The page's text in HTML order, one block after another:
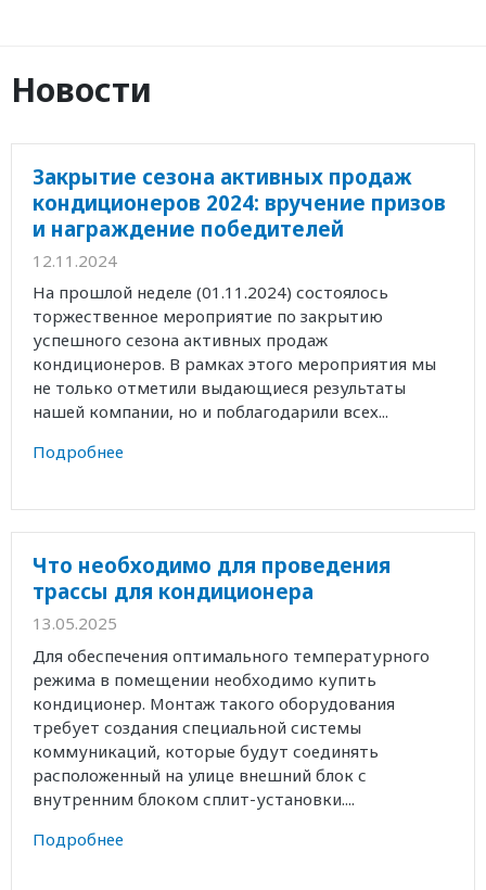
Новости
Закрытие сезона активных продаж
кондиционеров 2024: вручение призов
и награждение победителей
12.11.2024
На прошлой неделе (01.11.2024) состоялось
торжественное мероприятие по закрытию
успешного сезона активных продаж
кондиционеров. В рамках этого мероприятия мы
не только отметили выдающиеся результаты
нашей компании, но и поблагодарили всех...
Подробнее
Что необходимо для проведения
трассы для кондиционера
13.05.2025
Для обеспечения оптимального температурного
режима в помещении необходимо купить
кондиционер. Монтаж такого оборудования
требует создания специальной системы
коммуникаций, которые будут соединять
расположенный на улице внешний блок с
внутренним блоком сплит-установки....
Подробнее